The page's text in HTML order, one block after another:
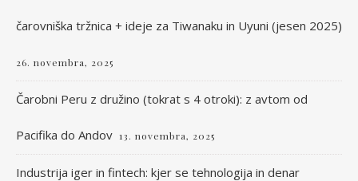
čarovniška tržnica + ideje za Tiwanaku in Uyuni (jesen 2025)
26. novembra, 2025
Čarobni Peru z družino (tokrat s 4 otroki): z avtom od
Pacifika do Andov 13. novembra, 2025
Industrija iger in fintech: kjer se tehnologija in denar